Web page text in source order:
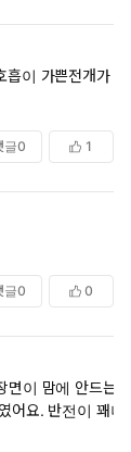
흡이 가쁜전개가
글0 1
글0 0
면이 맘에 안드는
어요. 반전이 꽤나